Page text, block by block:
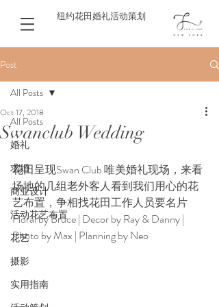
纽约花田婚礼活动策划
Post
All Posts
婚礼
求婚
商业设计
活动花艺布置
花艺
摄影
实用指南
All Posts
Swanclub Wedding
Oct 17, 2018
花田呈现Swan Club 唯美婚礼现场，来看
场地的几组老外客人看到我们用心的花
艺布置，争相找花田工作人员要名片
Floral by Bruce | Decor by Ray & Danny |
Photo by Max | Planning by Neo